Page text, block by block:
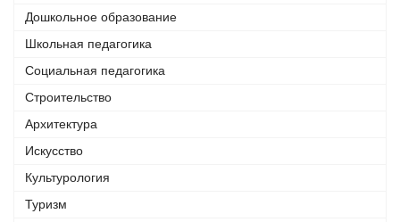
Дошкольное образование
Школьная педагогика
Социальная педагогика
Строительство
Архитектура
Искусство
Культурология
Туризм